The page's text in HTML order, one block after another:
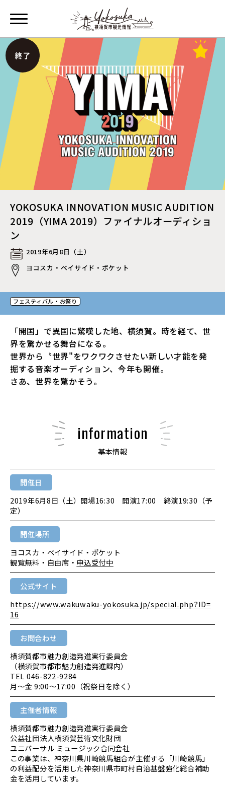
YOKOSUKA INNOVATION MUSIC AUDITION
2019（YIMA 2019）ファイナルオーディショ
ン
2019年6月8日（土）
ヨコスカ・ベイサイド・ポケット
フェスティバル・お祭り
「開国」で異国に驚嘆した地、横須賀。時を経て、世
界を驚かせる舞台になる。
世界から〝世界"をワクワクさせたい新しい才能を発
掘する音楽オーディション、今年も開催。
さあ、世界を驚かそう。
information
基本情報
開催日
2019年6月8日（土）開場16:30 開演17:00 終演19:30（予
定）
開催場所
ヨコスカ・ベイサイド・ポケット
観覧無料・自由席・ 申込受付中
公式サイト
https://www.wakuwaku-yokosuka.jp/special.php?ID=
16
お問合わせ
横須賀都市魅力創造発進実行委員会
（横須賀市都市魅力創造発進課内）
TEL 046-822-9284
月～金 9:00～17:00（祝祭日を除く）
主催者情報
横須賀都市魅力創造発進実行委員会
公益社団法人横須賀芸術文化財団
ユニバーサル ミュージック合同会社
この事業は、神奈川県川崎競馬組合が主催する「川崎競馬」
の利益配分を活用した神奈川県市町村自治基盤強化総合補助
金を活用しています。